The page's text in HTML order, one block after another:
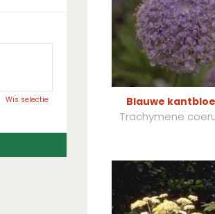
Blauwe
Trachymene
Wis selectie